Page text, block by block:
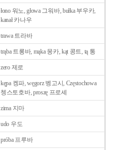
łono 워노, głowa 그워바, bułka 부우카,
kanał 카나우
trawa 트라바
trąba 트롱바, mąka 몽카, kąt 콩트, tą 통
zero 제로
kępa 켕파, węgorz 벵고시, Częstochowa
쳉스토호바, proszę 프로셰
zima 지마
udo 우도
próba 프루바